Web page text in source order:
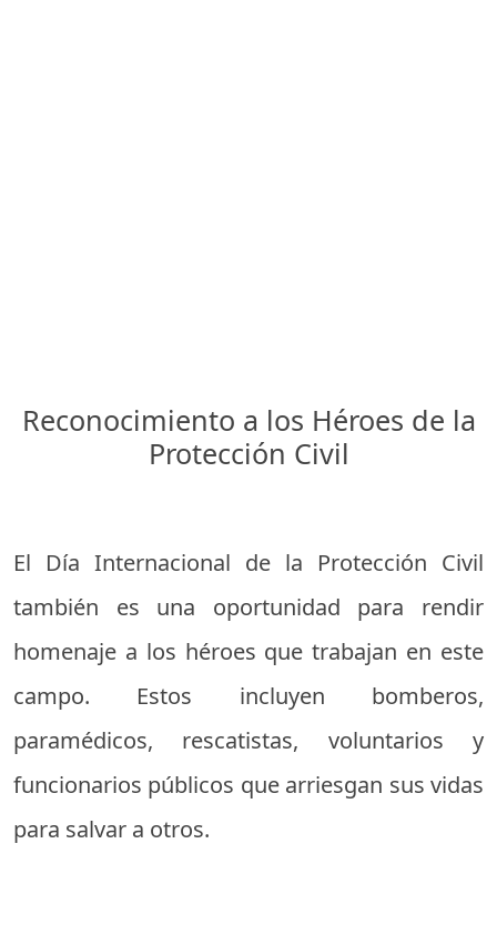
Reconocimiento a los Héroes de la
Protección Civil
El Día Internacional de la Protección Civil
también es una oportunidad para rendir
homenaje a los héroes que trabajan en este
campo. Estos incluyen bomberos,
paramédicos, rescatistas, voluntarios y
funcionarios públicos que arriesgan sus vidas
para salvar a otros.